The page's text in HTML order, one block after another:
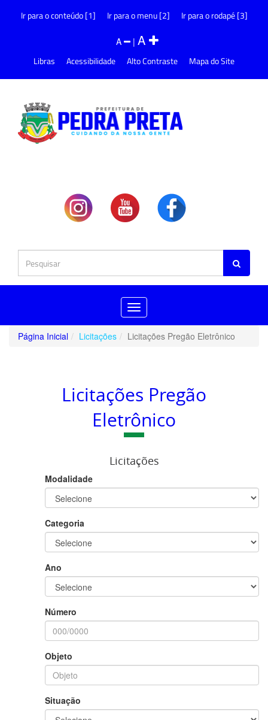
Ir para o conteúdo [1] Ir para o menu [2] Ir para o rodapé [3]
A |A
Libras Acessibilidade Alto Contraste Mapa do Site
Toggle
navigation
Página Inicial
Licitações Licitações Pregão Eletrônico
Licitações Pregão
Eletrônico
Licitações
Modalidade
Categoria
Ano
Número
Objeto
Situação